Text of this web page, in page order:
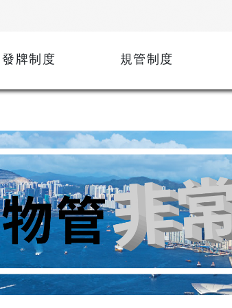
發牌制度 規管制度